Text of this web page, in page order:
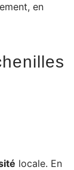
en
locale. En